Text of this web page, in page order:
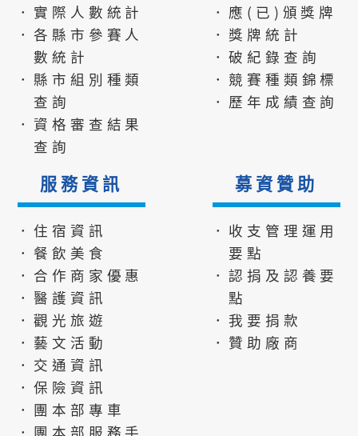
．實際人數統計
．各縣市參賽人
數統計
．縣市組別種類
查詢
．資格審查結果
查詢
．應(已)頒獎牌
．獎牌統計
．破紀錄查詢
．競賽種類錦標
．歷年成績查詢
服務資訊
．住宿資訊
．餐飲美食
．合作商家優惠
．醫護資訊
．觀光旅遊
．藝文活動
．交通資訊
．保險資訊
．團本部專車
．團本部服務手
募資贊助
．收支管理運用
要點
．認捐及認養要
點
．我要捐款
．贊助廠商